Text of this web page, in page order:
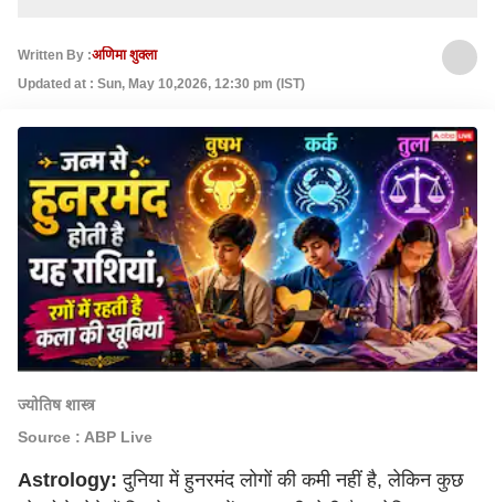
Written By :अणिमा शुक्ला
Updated at : Sun, May 10,2026, 12:30 pm (IST)
ज्योतिष शास्त्र
Source : ABP Live
Astrology: दुनिया में हुनरमंद लोगों की कमी नहीं है, लेकिन कुछ